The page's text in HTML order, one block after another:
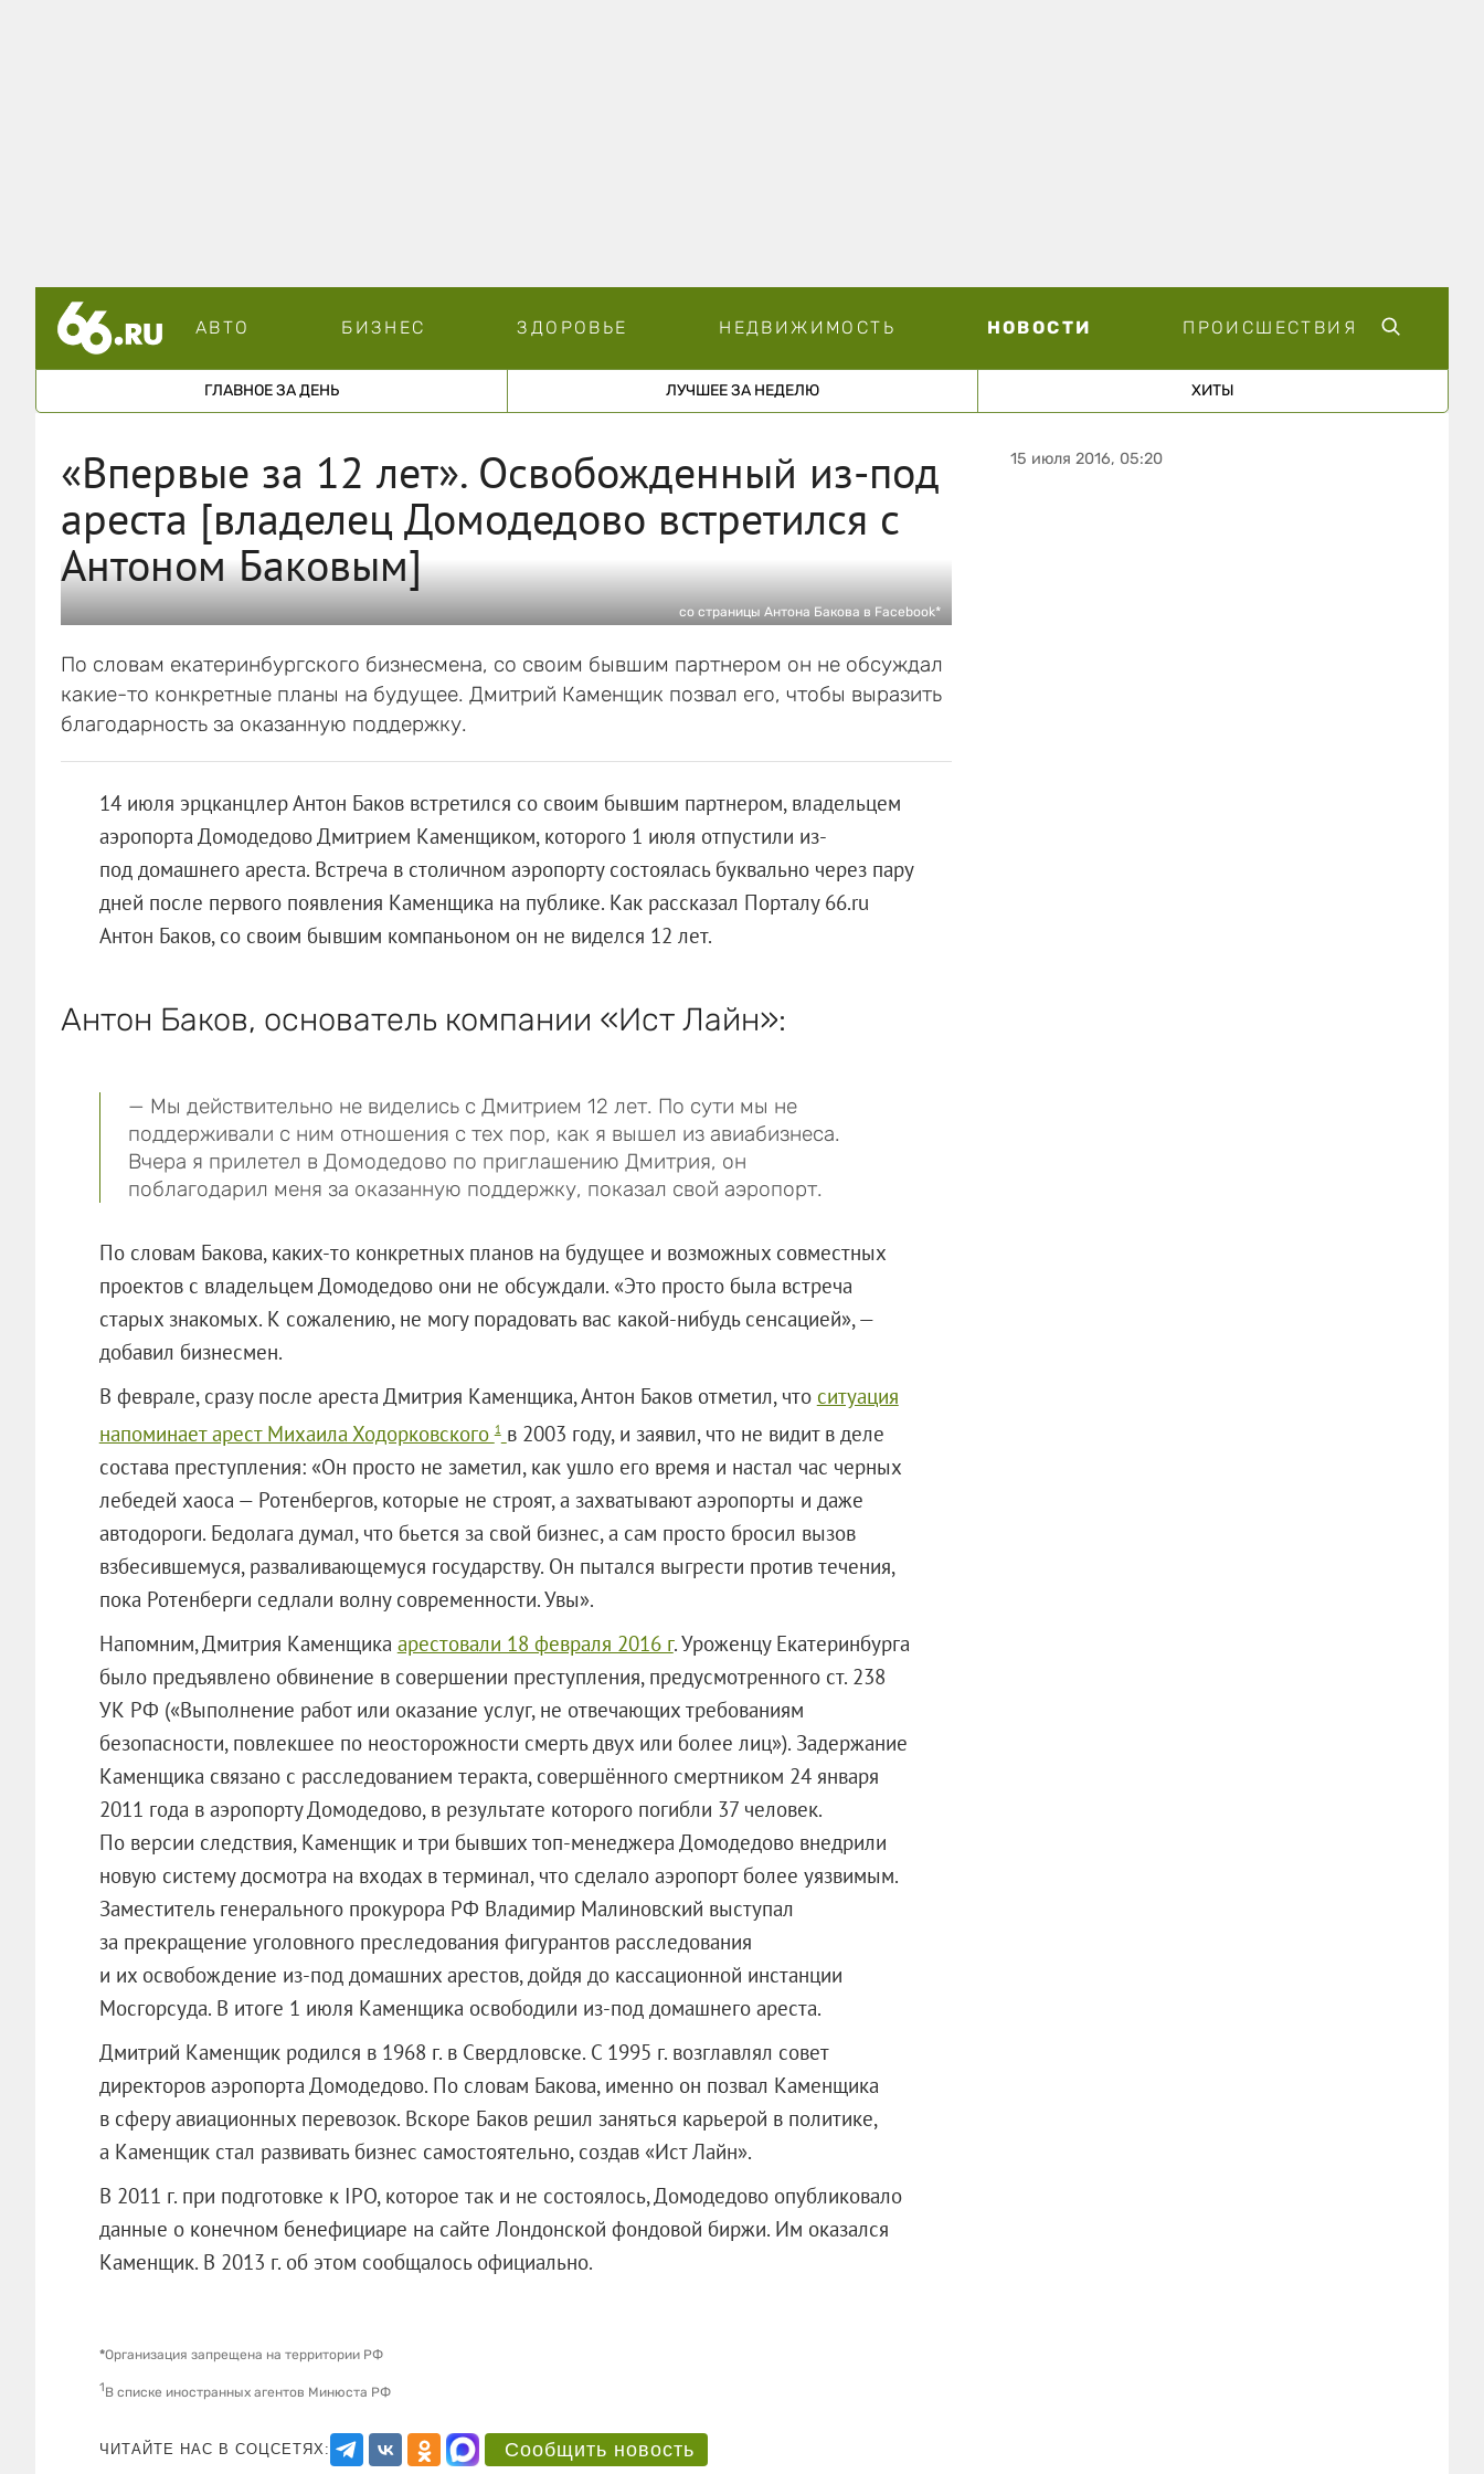
АВТО БИЗНЕС ЗДОРОВЬЕ НЕДВИЖИМОСТЬ НОВОСТИ ПРОИСШЕСТВИЯ
ГЛАВНОЕ ЗА ДЕНЬ ЛУЧШЕЕ ЗА НЕДЕЛЮ ХИТЫ
«Впервые за 12 лет». Освобожденный из-под
ареста [владелец Домодедово встретился с
Антоном Баковым]
со страницы Антона Бакова в Facebook*
По словам екатеринбургского бизнесмена, со своим бывшим партнером он не обсуждал
какие-то конкретные планы на будущее. Дмитрий Каменщик позвал его, чтобы выразить
благодарность за оказанную поддержку.
14 июля эрцканцлер Антон Баков встретился со своим бывшим партнером, владельцем
аэропорта Домодедово Дмитрием Каменщиком, которого 1 июля отпустили из-
под домашнего ареста. Встреча в столичном аэропорту состоялась буквально через пару
дней после первого появления Каменщика на публике. Как рассказал Порталу 66.ru
Антон Баков, со своим бывшим компаньоном он не виделся 12 лет.
Антон Баков, основатель компании «Ист Лайн»:
— Мы действительно не виделись с Дмитрием 12 лет. По сути мы не
поддерживали с ним отношения с тех пор, как я вышел из авиабизнеса.
Вчера я прилетел в Домодедово по приглашению Дмитрия, он
поблагодарил меня за оказанную поддержку, показал свой аэропорт.
По словам Бакова, каких-то конкретных планов на будущее и возможных совместных
проектов с владельцем Домодедово они не обсуждали. «Это просто была встреча
старых знакомых. К сожалению, не могу порадовать вас какой-нибудь сенсацией», —
добавил бизнесмен.
В феврале, сразу после ареста Дмитрия Каменщика, Антон Баков отметил, что ситуация
напоминает арест Михаила Ходорковского1 в 2003 году, и заявил, что не видит в деле
состава преступления: «Он просто не заметил, как ушло его время и настал час черных
лебедей хаоса — Ротенбергов, которые не строят, а захватывают аэропорты и даже
автодороги. Бедолага думал, что бьется за свой бизнес, а сам просто бросил вызов
взбесившемуся, разваливающемуся государству. Он пытался выгрести против течения,
пока Ротенберги седлали волну современности. Увы».
Напомним, Дмитрия Каменщика арестовали 18 февраля 2016 г. Уроженцу Екатеринбурга
было предъявлено обвинение в совершении преступления, предусмотренного ст. 238
УК РФ («Выполнение работ или оказание услуг, не отвечающих требованиям
безопасности, повлекшее по неосторожности смерть двух или более лиц»). Задержание
Каменщика связано с расследованием теракта, совершённого смертником 24 января
2011 года в аэропорту Домодедово, в результате которого погибли 37 человек.
По версии следствия, Каменщик и три бывших топ-менеджера Домодедово внедрили
новую систему досмотра на входах в терминал, что сделало аэропорт более уязвимым.
Заместитель генерального прокурора РФ Владимир Малиновский выступал
за прекращение уголовного преследования фигурантов расследования
и их освобождение из-под домашних арестов, дойдя до кассационной инстанции
Мосгорсуда. В итоге 1 июля Каменщика освободили из-под домашнего ареста.
Дмитрий Каменщик родился в 1968 г. в Свердловске. С 1995 г. возглавлял совет
директоров аэропорта Домодедово. По словам Бакова, именно он позвал Каменщика
в сферу авиационных перевозок. Вскоре Баков решил заняться карьерой в политике,
а Каменщик стал развивать бизнес самостоятельно, создав «Ист Лайн».
В 2011 г. при подготовке к IPO, которое так и не состоялось, Домодедово опубликовало
данные о конечном бенефициаре на сайте Лондонской фондовой биржи. Им оказался
Каменщик. В 2013 г. об этом сообщалось официально.
*Организация запрещена на территории РФ
1В списке иностранных агентов Минюста РФ
ЧИТАЙТЕ НАС В СОЦСЕТЯХ: Сообщить новость
15 июля 2016, 05:20